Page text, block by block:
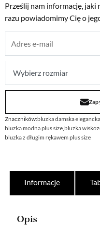
Prześlij nam informację, jaki
razu powiadomimy Cię o
Znaczników:bluzka damska
bluzka modna plus size bluzka
bluzka z długim rękawem plus size
Informacje
Opis